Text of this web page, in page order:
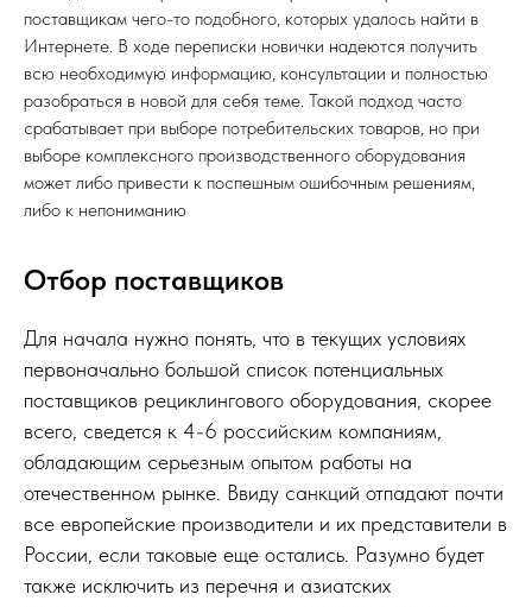
поставщикам чего-то подобного, которых удалось найти в
Интернете. В ходе переписки новички надеются получить
всю необходимую информацию, консультации и полностью
разобраться в новой для себя теме. Такой подход часто
срабатывает при выборе потребительских товаров, но при
выборе комплексного производственного оборудования
может либо привести к поспешным ошибочным решениям,
либо к непониманию
Отбор поставщиков
Для начала нужно понять, что в текущих условиях
первоначально большой список потенциальных
поставщиков рециклингового оборудования, скорее
всего, сведется к 4-6 российским компаниям,
обладающим серьезным опытом работы на
отечественном рынке. Ввиду санкций отпадают почти
все европейские производители и их представители в
России, если таковые еще остались. Разумно будет
также исключить из перечня и азиатских